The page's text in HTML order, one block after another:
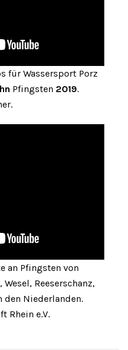
für Wassersport Porz
Pfingsten 2019.
an Pfingsten von
Reeserschanz,
den Niederlanden.
Rhein e.V.